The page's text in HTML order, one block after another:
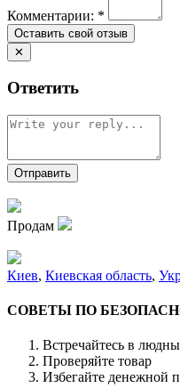
Комментарии: *
✕
Ответить
Продам
Киев, Киевская область,
СОВЕТЫ ПО
Встречайтесь в
Проверяйте товар
Избегайте денежной